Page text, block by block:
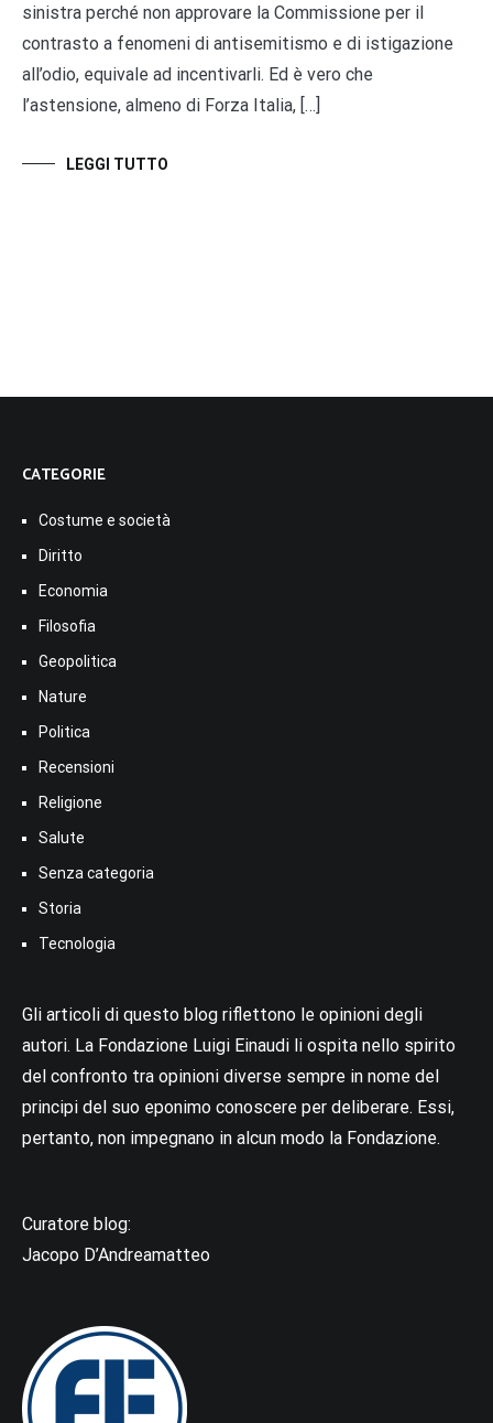
sinistra perché non approvare la Commissione per il
contrasto a fenomeni di antisemitismo e di istigazione
all’odio, equivale ad incentivarli. Ed è vero che
l’astensione, almeno di Forza Italia, […]
LEGGI TUTTO
CATEGORIE
Costume e società
Diritto
Economia
Filosofia
Geopolitica
Nature
Politica
Recensioni
Religione
Salute
Senza categoria
Storia
Tecnologia
Gli articoli di questo blog riflettono le opinioni degli
autori. La Fondazione Luigi Einaudi li ospita nello spirito
del confronto tra opinioni diverse sempre in nome del
principi del suo eponimo conoscere per deliberare. Essi,
pertanto, non impegnano in alcun modo la Fondazione.
Curatore blog:
Jacopo D’Andreamatteo